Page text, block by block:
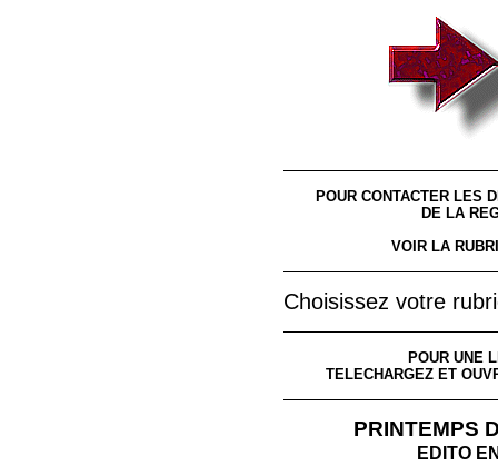
POUR CONTACTER LES
DE LA
VOIR LA
Choisissez votre
POUR UNE
TELECHARGEZ ET
PRINTEMPS
EDITO